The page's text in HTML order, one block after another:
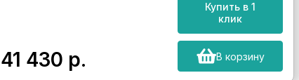
41 430 р.
Купить в 1
клик
В корзину